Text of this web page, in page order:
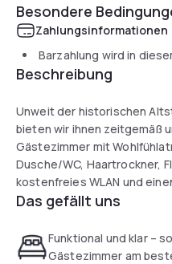
Besondere
Zahlungsinformationen
Barzahlung wird in
Beschreibung
Unweit der historischen
bieten wir ihnen zeitgemäß
Gästezimmer mit
Dusche/WC, Haartrockner,
kostenfreies WLAN und
sowie 7 kostenfreie
reserviert werden können.
Das gefällt uns
Funktional und klar –
Gästezimmer am